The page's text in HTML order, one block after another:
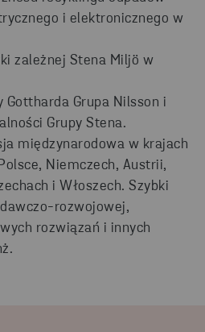
i elektronicznego w
zależnej Stena Miljö w
Grupa Nilsson i
Grupy Stena.
międzynarodowa w krajach
Niemczech, Austrii,
i Włoszech. Szybki
rozwojowej,
rozwiązań i innych